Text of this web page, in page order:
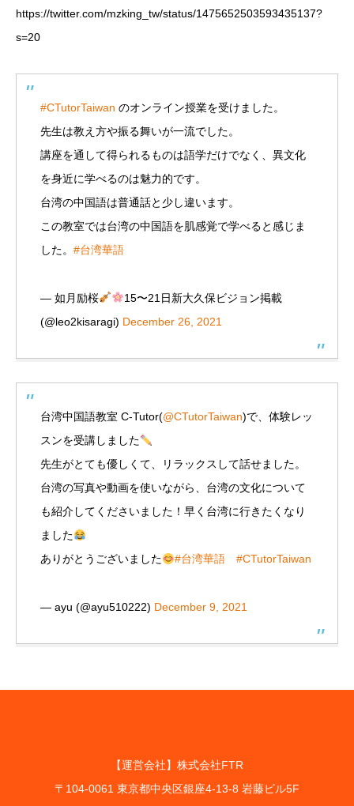
https://twitter.com/mzking_tw/status/1475652503593435137?
s=20
#CTutorTaiwan のオンライン授業を受けました。
先生は教え方や振る舞いが一流でした。
講座を通して得られるものは語学だけでなく、異文化
を身近に学べるのは魅力的です。
台湾の中国語は普通話と少し違います。
この教室では台湾の中国語を肌感覚で学べると感じま
した。 #台湾華語
— 如月励桜
15〜21日新大久保ビジョン掲載
(@leo2kisaragi) December 26, 2021
台湾中国語教室 C-Tutor(@CTutorTaiwan)で、体験レッ
スンを受講しました
先生がとても優しくて、リラックスして話せました。
台湾の写真や動画を使いながら、台湾の文化について
も紹介してくださいました！早く台湾に行きたくなり
ました
ありがとうございました
#台湾華語 #CTutorTaiwan
— ayu (@ayu510222) December 9, 2021
【運営会社】株式会社FTR
〒104-0061 東京都中央区銀座4-13-8 岩藤ビル5F